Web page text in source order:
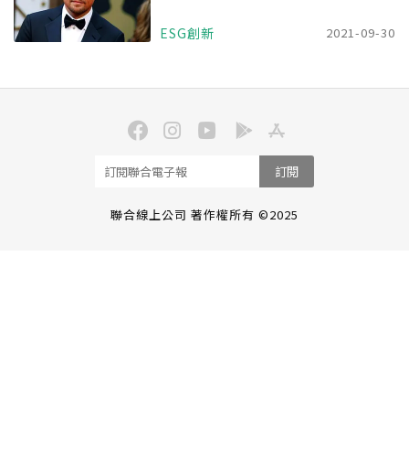
ESG創新 2021-09-30
訂閱
聯合線上公司 著作權所有 ©2025